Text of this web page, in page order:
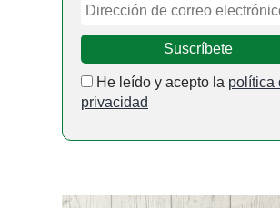
He leído y acepto la política
privacidad